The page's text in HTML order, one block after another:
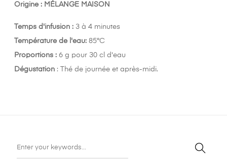
Origine : MÉLANGE MAISON
Temps d'infusion : 3 à 4 minutes
Température de l'eau: 85°C
Proportions : 6 g pour 30 cl d'eau
Dégustation : Thé de journée et après-midi.